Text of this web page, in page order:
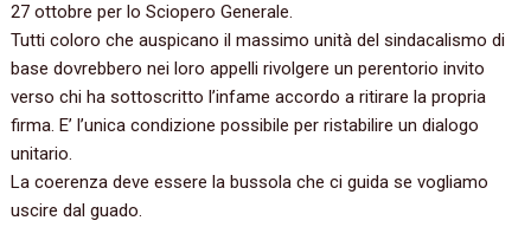
27 ottobre per lo Sciopero Generale.
Tutti coloro che auspicano il massimo unità del sindacalismo di
base dovrebbero nei loro appelli rivolgere un perentorio invito
verso chi ha sottoscritto l’infame accordo a ritirare la propria
firma. E’ l’unica condizione possibile per ristabilire un dialogo
unitario.
La coerenza deve essere la bussola che ci guida se vogliamo
uscire dal guado.